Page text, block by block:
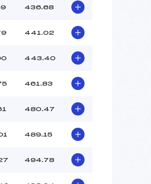
436.68
441.02
443.40
461.83
480.47
489.15
494.78